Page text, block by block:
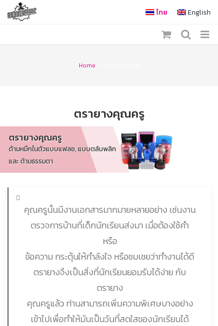
ไทย English
Home
ตรายางคุณครู
ตรายางคุณครู
ด้ามหมึกในตัวแบบแฟลช, แบบตลับพลิก
และ ด้ามธรรมดา
คุณครูนั้นมีงานเอกสารมากมายหลายอย่าง เช่นงาน
ตรวจการบ้านที่เด็กนักเรียนส่งมา เมื่อต้องใช้คำ
หรือ
ข้อความ กระตุ้นให้กำลังใจ หรือชมเชยว่าทำงานได้ดี
ตรายางจึงเป็นสิ่งที่นักเรียนยอมรับได้ง่าย กับ
ตรายาง
คุณครูแล้ว ท่านสามารถเพิ่มความพิเศษบางอย่าง
เข้าไปเพื่อทำให้มันเป็นวันที่สดใสของนักเรียนได้